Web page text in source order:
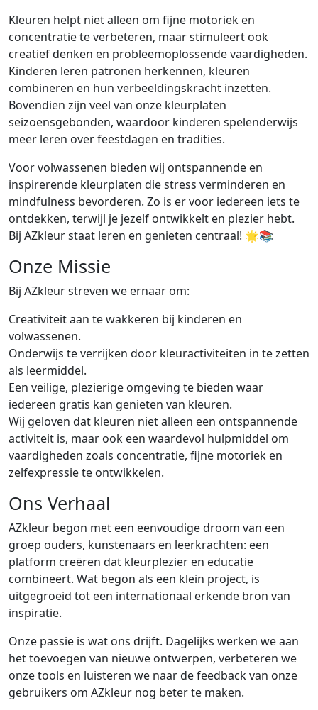
Kleuren helpt niet alleen om fijne motoriek en
concentratie te verbeteren, maar stimuleert ook
creatief denken en probleemoplossende vaardigheden.
Kinderen leren patronen herkennen, kleuren
combineren en hun verbeeldingskracht inzetten.
Bovendien zijn veel van onze kleurplaten
seizoensgebonden, waardoor kinderen spelenderwijs
meer leren over feestdagen en tradities.
Voor volwassenen bieden wij ontspannende en
inspirerende kleurplaten die stress verminderen en
mindfulness bevorderen. Zo is er voor iedereen iets te
ontdekken, terwijl je jezelf ontwikkelt en plezier hebt.
Bij AZkleur staat leren en genieten centraal! 🌟📚
Onze Missie
Bij AZkleur streven we ernaar om:
Creativiteit aan te wakkeren bij kinderen en
volwassenen.
Onderwijs te verrijken door kleuractiviteiten in te zetten
als leermiddel.
Een veilige, plezierige omgeving te bieden waar
iedereen gratis kan genieten van kleuren.
Wij geloven dat kleuren niet alleen een ontspannende
activiteit is, maar ook een waardevol hulpmiddel om
vaardigheden zoals concentratie, fijne motoriek en
zelfexpressie te ontwikkelen.
Ons Verhaal
AZkleur begon met een eenvoudige droom van een
groep ouders, kunstenaars en leerkrachten: een
platform creëren dat kleurplezier en educatie
combineert. Wat begon als een klein project, is
uitgegroeid tot een internationaal erkende bron van
inspiratie.
Onze passie is wat ons drijft. Dagelijks werken we aan
het toevoegen van nieuwe ontwerpen, verbeteren we
onze tools en luisteren we naar de feedback van onze
gebruikers om AZkleur nog beter te maken.